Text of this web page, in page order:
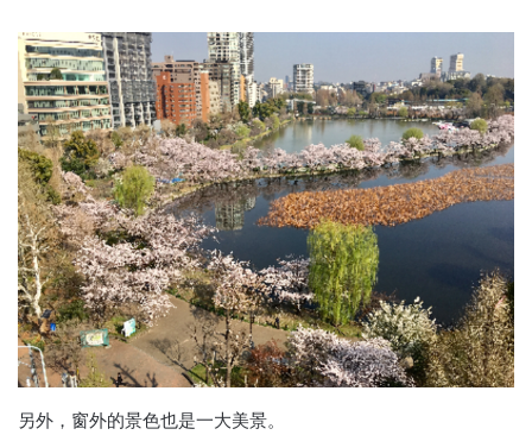
另外，窗外的景色也是一大美景。